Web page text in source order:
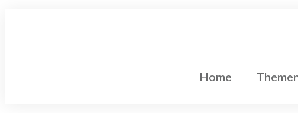
Home